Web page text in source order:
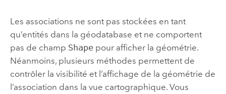
Les associations ne sont pas stockées en tant
qu’entités dans la géodatabase et ne comportent
pas de champ Shapepour afficher la géométrie.
Néanmoins, plusieurs méthodes permettent de
contrôler la visibilité et l’affichage de la géométrie de
l’association dans la vue cartographique. Vous